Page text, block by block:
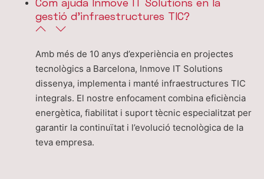
gestió d’infraestructures TIC?
Amb més de 10 anys d’experiència en projectes
tecnològics a Barcelona, Inmove IT Solutions
dissenya, implementa i manté infraestructures TIC
integrals. El nostre enfocament combina eficiència
energètica, fiabilitat i suport tècnic especialitzat per
garantir la continuïtat i l’evolució tecnològica de la
teva empresa.